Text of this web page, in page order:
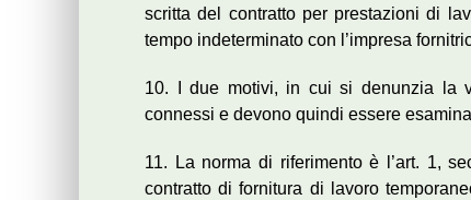
scritta del contratto per prestazioni di
tempo indeterminato con l’impresa
10. I due motivi, in cui si denunzia la
connessi e devono quindi essere
11. La norma di riferimento è l’art. 1,
contratto di fornitura di lavoro